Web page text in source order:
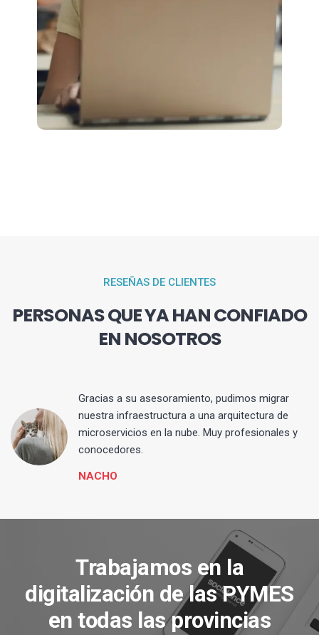
RESEÑAS DE CLIENTES
PERSONAS QUE YA HAN CONFIADO
EN NOSOTROS
Gracias a su asesoramiento, pudimos migrar
nuestra infraestructura a una arquitectura de
microservicios en la nube. Muy profesionales y
conocedores.
NACHO
Trabajamos en la
digitalización de las PYMES
en todas las provincias